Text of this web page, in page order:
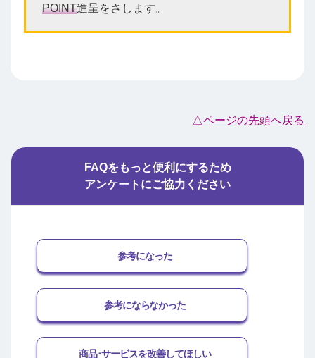
POINT進呈をさします。
△ページの先頭へ戻る
FAQをもっと便利にするため
アンケートにご協力ください
参考になった
参考にならなかった
商品･サービスを改善してほしい